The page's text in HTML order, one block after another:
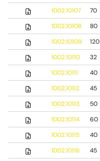
1002.10107
70
1002.10108
80
1002.10109
120
1002.10110
32
1002.10111
40
1002.10112
45
1002.10113
50
1002.10114
60
1002.10115
40
1002.10116
45